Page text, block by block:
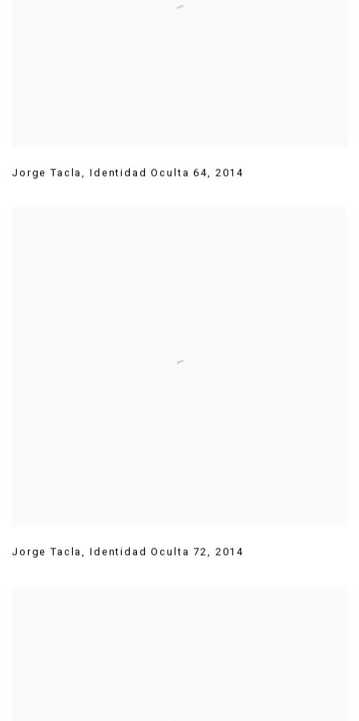
Jorge Tacla , Identidad Oculta 64, 2014
Jorge Tacla, Identidad Oculta 72, 2014